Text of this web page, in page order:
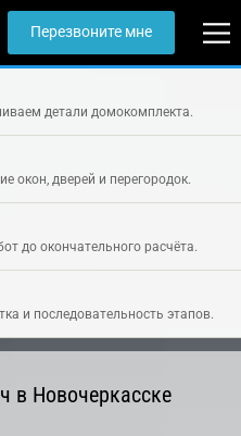
Перезвоните мне
детали домокомплекта.
окон, дверей и перегородок.
до окончательного расчёта.
и последовательность этапов.
в Новочеркасске